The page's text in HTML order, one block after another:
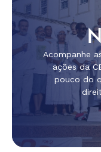
Acompanhe
ações da
pouco do